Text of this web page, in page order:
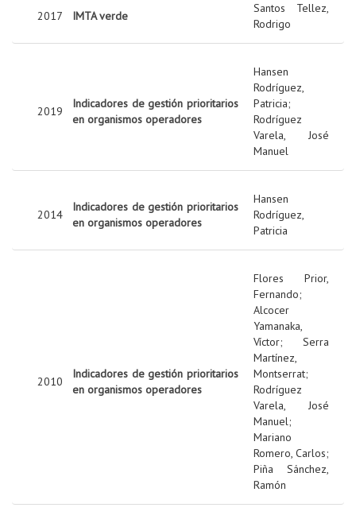
2017 IMTA verde
Santos Tellez,
Rodrigo
2019
Indicadores de gestión prioritarios
en organismos operadores
Hansen
Rodríguez,
Patricia;
Rodríguez
Varela, José
Manuel
2014
Indicadores de gestión prioritarios
en organismos operadores
Hansen
Rodríguez,
Patricia
2010
Indicadores de gestión prioritarios
en organismos operadores
Flores Prior,
Fernando;
Alcocer
Yamanaka,
Víctor; Serra
Martínez,
Montserrat;
Rodríguez
Varela, José
Manuel;
Mariano
Romero, Carlos;
Piña Sánchez,
Ramón